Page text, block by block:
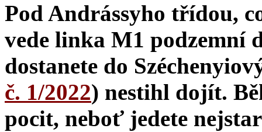
Pod Andrássyho třídou,
vede linka M1 podzemní
dostanete do
č. 1/2022) nestihl dojít.
pocit, neboť jedete